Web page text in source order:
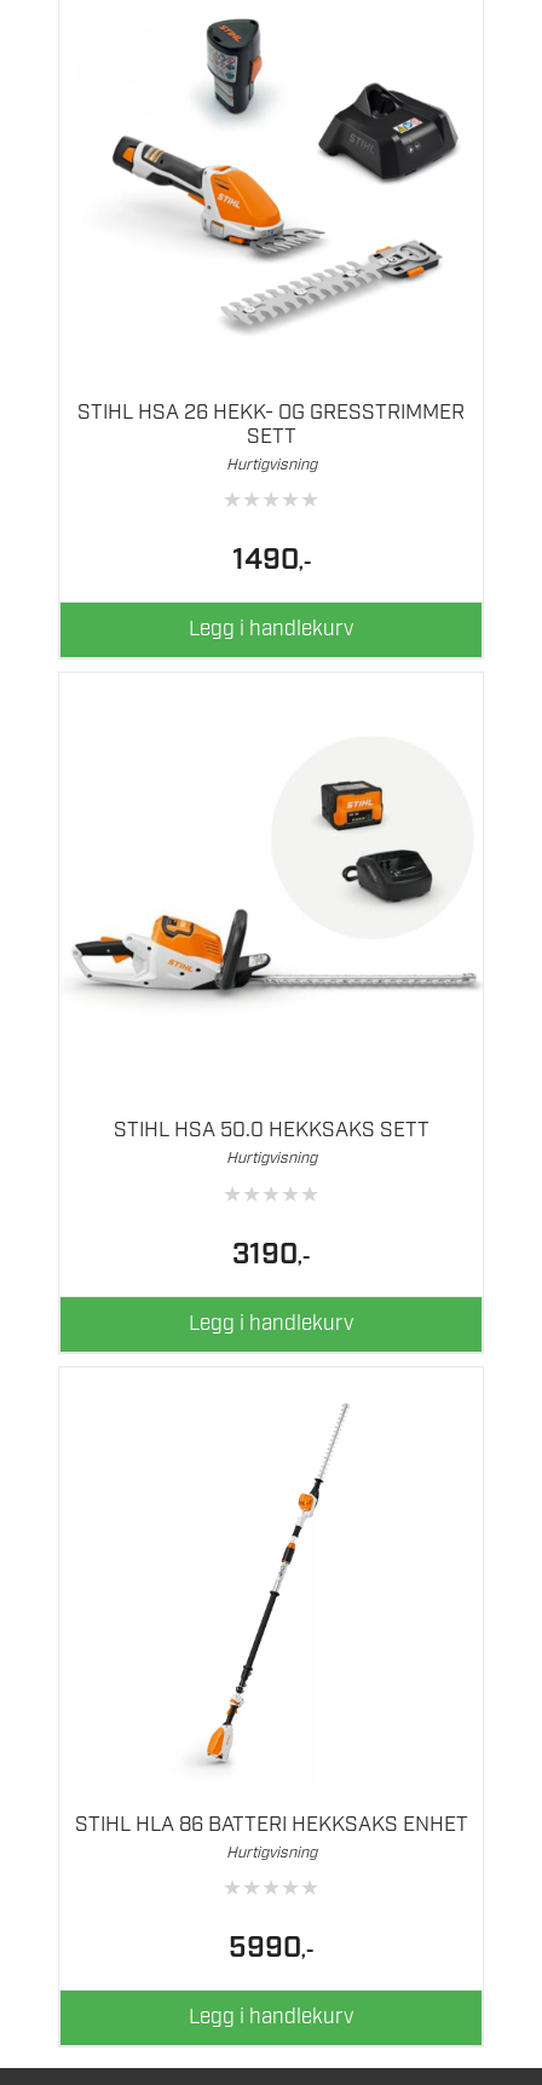
har koblet Smart Connector til apparatet,
registrerer denne maskinen driftstimene og
overfører disse via Bluetooth til STIHL
connected-appen. I tillegg til å få innsikt i
driftstimene, har du en oversikt over alt
nødvendig vedlikehold i appen, slik at du ikke
overser noe viktig vedlikehold og at enheten
alltid er klar til bruk.
STIHL HSA 26 HEKK- OG GRESSTRIMMER
SETT
Hurtigvisning
★★★★★
1490,-
Legg i handlekurv
STIHL HSA 50.0 HEKKSAKS SETT
Hurtigvisning
★★★★★
3190,-
Legg i handlekurv
STIHL HLA 86 BATTERI HEKKSAKS ENHET
Hurtigvisning
★★★★★
5990,-
Legg i handlekurv